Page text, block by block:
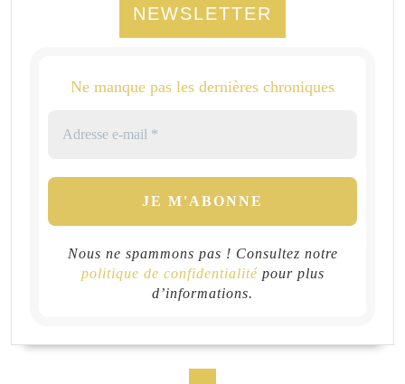
NEWSLETTER
Ne manque pas les dernières chroniques
Nous ne spammons pas ! Consultez notre
politique de confidentialitépour plus
d’informations.